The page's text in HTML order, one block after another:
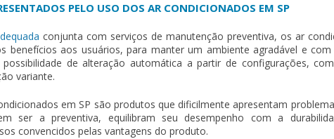
PELO USO DOS AR CONDICIONADOS EM SP
conjunta com serviços de manutenção preventiva, os ar
benefícios aos usuários, para manter um ambiente agradável e
de alteração automática a partir de configurações,
variante.
em SP são produtos que dificilmente apresentam
ser a preventiva, equilibram seu desempenho com a
convencidos pelas vantagens do produto.